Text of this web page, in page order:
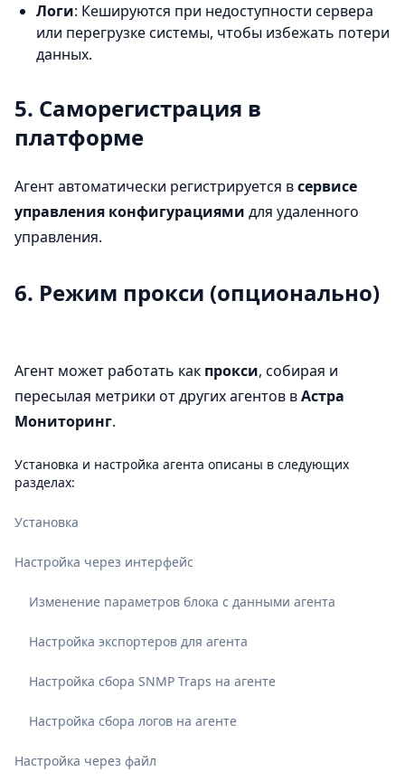
Логи: Кешируются при недоступности сервера
или перегрузке системы, чтобы избежать потери
данных.
5. Саморегистрация в
платформе
Агент автоматически регистрируется всервисе
управления конфигурациями для удаленного
управления.
6. Режим прокси (опционально)
Агент может работать как прокси, собирая и
пересылая метрики от других агентов вАстра
Мониторинг.
Установка и настройка агента описаны в следующих
разделах:
Установка
Настройка через интерфейс
Изменение параметров блока с данными агента
Настройка экспортеров для агента
Настройка сбора SNMP Traps на агенте
Настройка сбора логов на агенте
Настройка через файл